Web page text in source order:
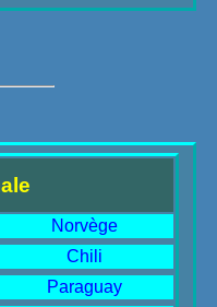
Norvège
Chili
Paraguay